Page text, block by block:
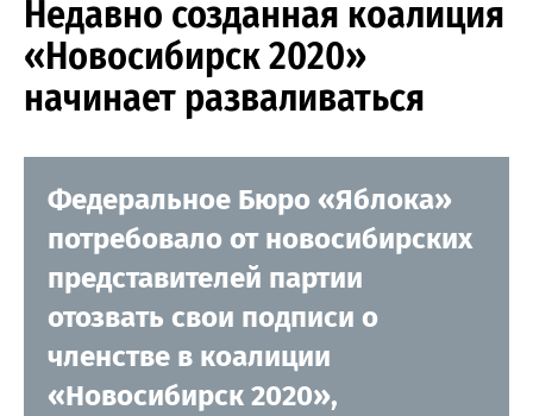
Недавно созданная коалиция
«Новосибирск 2020»
начинает разваливаться
Федеральное Бюро «Яблока»
потребовало от новосибирских
представителей партии
отозвать свои подписи о
членстве в коалиции
«Новосибирск 2020»,